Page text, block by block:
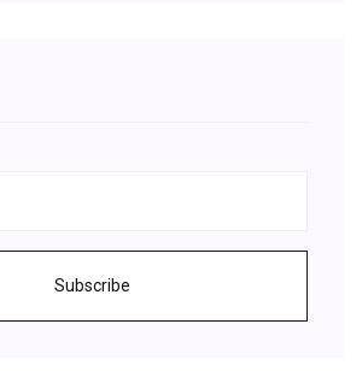
Subscribe